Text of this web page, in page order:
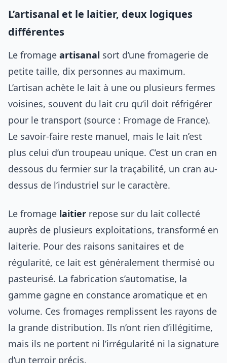
L’artisanal et le laitier, deux logiques
différentes
Le fromage artisanal sort d’une fromagerie de
petite taille, dix personnes au maximum.
L’artisan achète le lait à une ou plusieurs fermes
voisines, souvent du lait cru qu’il doit réfrigérer
pour le transport (source : Fromage de France).
Le savoir-faire reste manuel, mais le lait n’est
plus celui d’un troupeau unique. C’est un cran en
dessous du fermier sur la traçabilité, un cran au-
dessus de l’industriel sur le caractère.
Le fromage laitier repose sur du lait collecté
auprès de plusieurs exploitations, transformé en
laiterie. Pour des raisons sanitaires et de
régularité, ce lait est généralement thermisé ou
pasteurisé. La fabrication s’automatise, la
gamme gagne en constance aromatique et en
volume. Ces fromages remplissent les rayons de
la grande distribution. Ils n’ont rien d’illégitime,
mais ils ne portent ni l’irrégularité ni la signature
d’un terroir précis.